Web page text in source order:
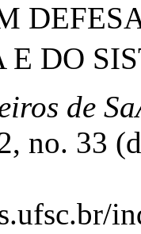
E DO
de
no. 33